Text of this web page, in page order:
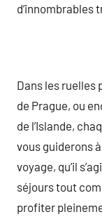
d’innombrables
Dans les ruelles
de Prague, ou
de l’Islande,
vous guiderons
voyage, qu’il
séjours tout
profiter